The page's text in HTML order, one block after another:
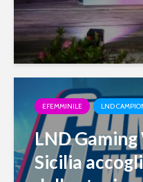
EFEMMINILE LND
LND
Sicilia